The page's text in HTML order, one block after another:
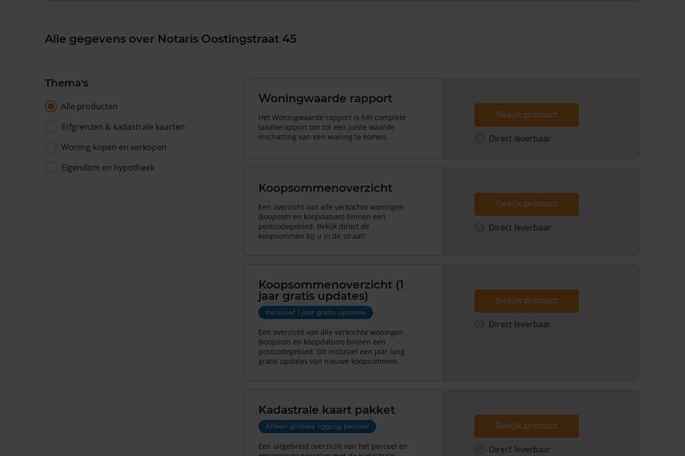
Alle gegevens over Notaris Oostingstraat 45
Thema's
Alle producten
Erfgrenzen & kadastrale kaarten
Woning kopen en verkopen
Eigendom en hypotheek
Woningwaarde rapport
Het Woningwaarde rapport is hét complete
taxatierapport om tot een juiste waarde
inschatting van een woning te komen.
Bekijk product
Direct leverbaar
Koopsommenoverzicht
Een overzicht van alle verkochte woningen
(koopsom en koopdatum) binnen een
postcodegebied. Bekijk direct de
koopsommen bij u in de straat!
Bekijk product
Direct leverbaar
Koopsommenoverzicht (1
jaar gratis updates)
Inclusief 1 jaar gratis updates
Een overzicht van alle verkochte woningen
(koopsom en koopdatum) binnen een
postcodegebied. Dit inclusief een jaar lang
gratis updates van nieuwe koopsommen.
Bekijk product
Direct leverbaar
Kadastrale kaart pakket
Alleen globale ligging perceel
Een uitgebreid overzicht van het perceel en
Bekijk product
Direct leverbaar